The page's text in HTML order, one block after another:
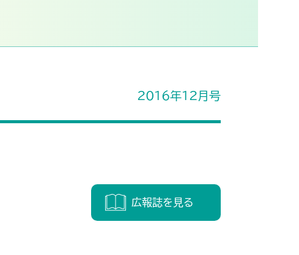
2016年12月号
広報誌を見る